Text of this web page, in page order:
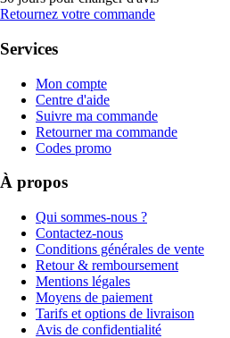
Retournez votre commande
Services
Mon compte
Centre d'aide
Suivre ma commande
Retourner ma commande
Codes promo
À propos
Qui sommes-nous ?
Contactez-nous
Conditions générales de vente
Retour & remboursement
Mentions légales
Moyens de paiement
Tarifs et options de livraison
Avis de confidentialité